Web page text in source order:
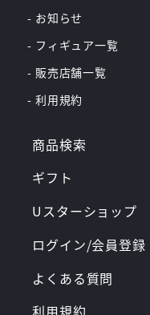
- お知らせ
- フィギュア一覧
- 販売店舗一覧
- 利用規約
商品検索
ギフト
Uスターショップ
ログイン/会員登録
よくある質問